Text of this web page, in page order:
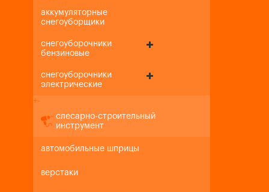
аккумуляторные
снегоуборщики
снегоуборочники
бензиновые
снегоуборочники
электрические
+-
слесарно-строительный
инструмент
автомобильные шприцы
верстаки